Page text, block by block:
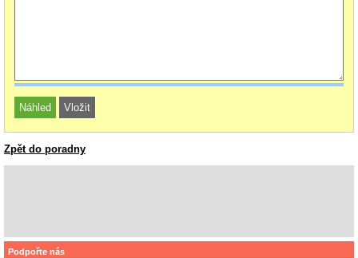
Zpět do poradny
Podpořte nás